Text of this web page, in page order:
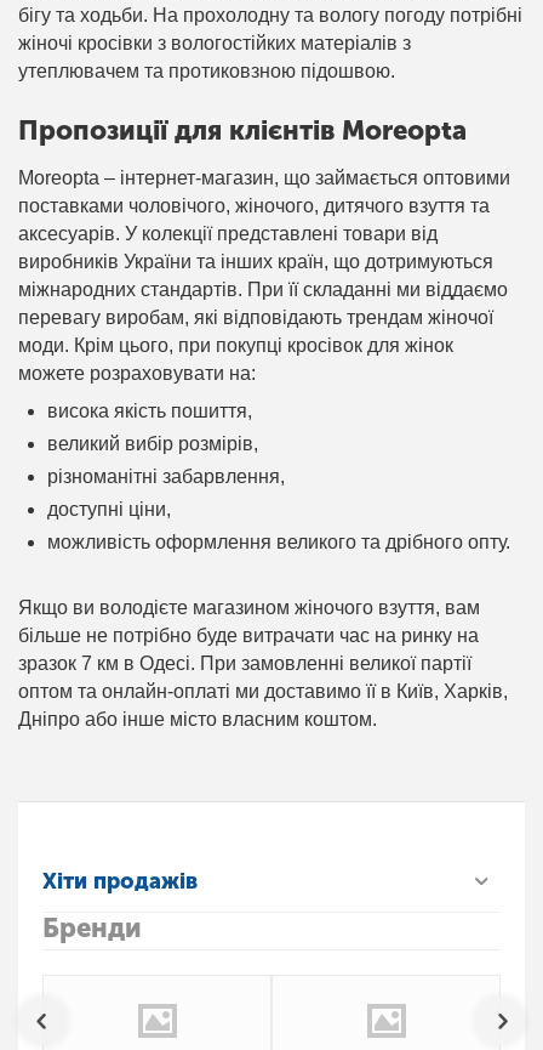
бігу та ходьби. На прохолодну та вологу погоду потрібні
жіночі кросівки з вологостійких матеріалів з
утеплювачем та протиковзною підошвою.
Пропозиції для клієнтів Moreopta
Moreopta – інтернет-магазин, що займається оптовими
поставками чоловічого, жіночого, дитячого взуття та
аксесуарів. У колекції представлені товари від
виробників України та інших країн, що дотримуються
міжнародних стандартів. При її складанні ми віддаємо
перевагу виробам, які відповідають трендам жіночої
моди. Крім цього, при покупці кросівок для жінок
можете розраховувати на:
висока якість пошиття,
великий вибір розмірів,
різноманітні забарвлення,
доступні ціни,
можливість оформлення великого та дрібного опту.
Якщо ви володієте магазином жіночого взуття, вам
більше не потрібно буде витрачати час на ринку на
зразок 7 км в Одесі. При замовленні великої партії
оптом та онлайн-оплаті ми доставимо її в Київ, Харків,
Дніпро або інше місто власним коштом.
Хіти продажів
Бренди